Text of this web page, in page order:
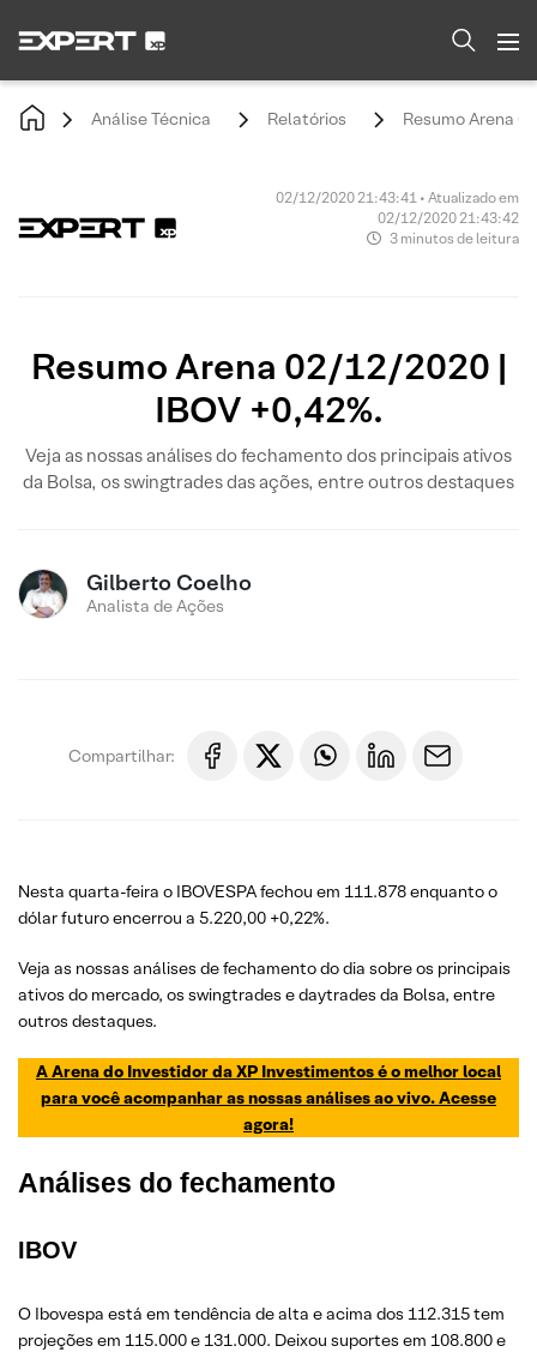
Análise Técnica Relatórios Resumo Arena
02/12/2020 21:43:41 • Atualizado em
02/12/2020 21:43:42
3 minutos de leitura
Resumo Arena 02/12/2020 |
IBOV +0,42%.
Veja as nossas análises do fechamento dos principais ativos
da Bolsa, os swingtrades das ações, entre outros destaques
Gilberto Coelho
Analista de Ações
Compartilhar:
Nesta quarta-feira o IBOVESPA fechou em 111.878 enquanto o
dólar futuro encerrou a 5.220,00 +0,22%.
Veja as nossas análises de fechamento do dia sobre os principais
ativos do mercado, os swingtrades e daytrades da Bolsa, entre
outros destaques.
A Arena do Investidor da XP Investimentos é o melhor local
para você acompanhar as nossas análises ao vivo. Acesse
agora!
Análises do fechamento
IBOV
O Ibovespa está em tendência de alta e acima dos 112.315 tem
projeções em 115.000 e 131.000. Deixou suportes em 108.800 e